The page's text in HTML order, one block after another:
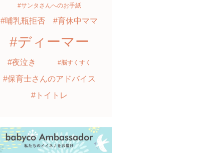
#サンタさんへのお手紙
#哺乳瓶拒否 #育休中ママ
#ディーマー
#夜泣き #脳すくすく
#保育士さんのアドバイス
#トイトレ